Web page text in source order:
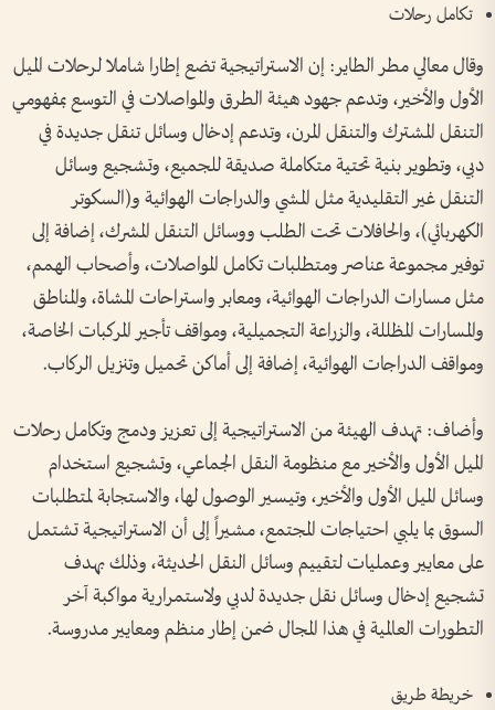
تكامل رحلات
وقال معالي مطر الطاير: إن الاستراتيجية تضع إطارا شاملا لرحلات الميل
الأول والأخير، وتدعم جهود هيئة الطرق والمواصلات في التوسع بمفهومي
التنقل المشترك والتنقل المرن، وتدعم إدخال وسائل تنقل جديدة في
دبي، وتطوير بنية تحتية متكاملة صديقة للجميع، وتشجيع وسائل
التنقل غير التقليدية مثل المشي والدراجات الهوائية و(السكوتر
الكهربائي)، والحافلات تحت الطلب ووسائل التنقل المشرك، إضافة إلى
توفير مجموعة عناصر ومتطلبات تكامل المواصلات، وأصحاب الهمم،
مثل مسارات الدراجات الهوائية، ومعابر واستراحات المشاة، والمناطق
والمسارات المظللة، والزراعة التجميلية، ومواقف تأجير المركبات الخاصة،
ومواقف الدراجات الهوائية، إضافة إلى أماكن تحميل وتنزيل الركاب.
وأضاف: تهدف الهيئة من الاستراتيجية إلى تعزيز ودمج وتكامل رحلات
الميل الأول والأخير مع منظومة النقل الجماعي، وتشجيع استخدام
وسائل الميل الأول والأخير، وتيسير الوصول لها، والاستجابة لمتطلبات
السوق بما يلبي احتياجات المجتمع، مشيراً إلى أن الاستراتيجية تشتمل
على معايير وعمليات لتقييم وسائل النقل الحديثة، وذلك بهدف
تشجيع إدخال وسائل نقل جديدة لدبي ولاستمرارية مواكبة آخر
التطورات العالمية في هذا المجال ضمن إطار منظم ومعايير مدروسة.
خريطة طريق